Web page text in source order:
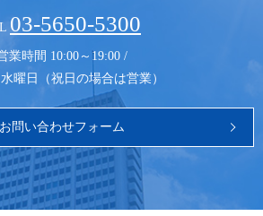
03-5650-5300
業時間 10:00～19:00 /
曜日（祝日の場合は営業）
お問い合わせフォーム